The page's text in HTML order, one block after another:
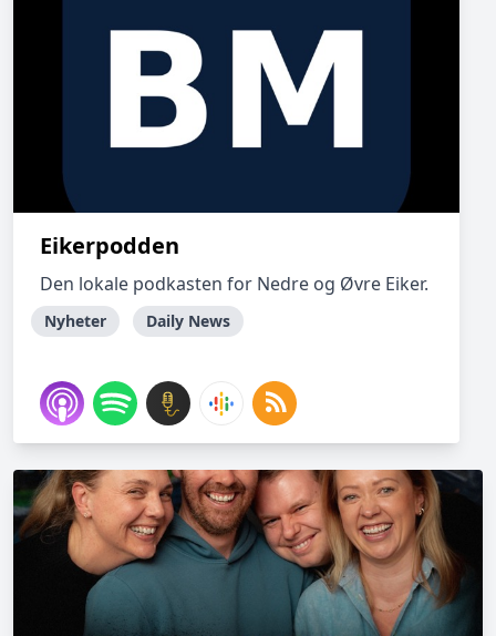
Eikerpodden
Den lokale podkasten for Nedre og Øvre Eiker.
Nyheter Daily News